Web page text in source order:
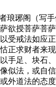
琊阁（写
授菩萨
戒法如
求财者
足、块
法，或
道法的